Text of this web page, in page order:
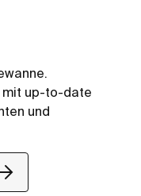
mit up-to-date
und